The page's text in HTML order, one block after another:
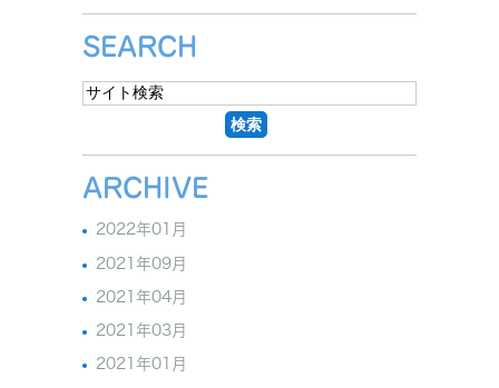
SEARCH
ARCHIVE
2022年01月
2021年09月
2021年04月
2021年03月
2021年01月